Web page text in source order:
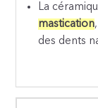
La
mastication
des dents